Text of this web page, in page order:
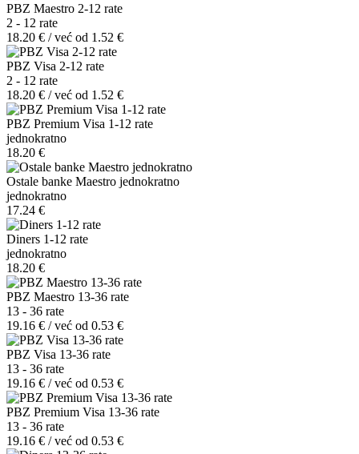
PBZ Maestro 2-12 rate
2 - 12 rate
18.20 € / već od 1.52 €
PBZ Visa 2-12 rate
2 - 12 rate
18.20 € / već od 1.52 €
PBZ Premium Visa 1-12 rate
jednokratno
18.20 €
Ostale banke Maestro jednokratno
jednokratno
17.24 €
Diners 1-12 rate
jednokratno
18.20 €
PBZ Maestro 13-36 rate
13 - 36 rate
19.16 € / već od 0.53 €
PBZ Visa 13-36 rate
13 - 36 rate
19.16 € / već od 0.53 €
PBZ Premium Visa 13-36 rate
13 - 36 rate
19.16 € / već od 0.53 €